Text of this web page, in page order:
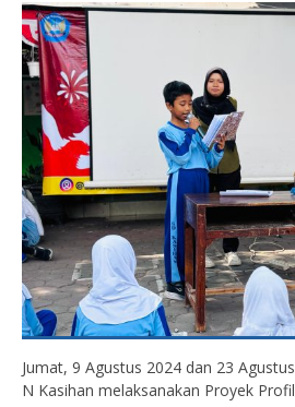
Jumat, 9 Agustus 2024 dan 23
N Kasihan melaksanakan Proyek